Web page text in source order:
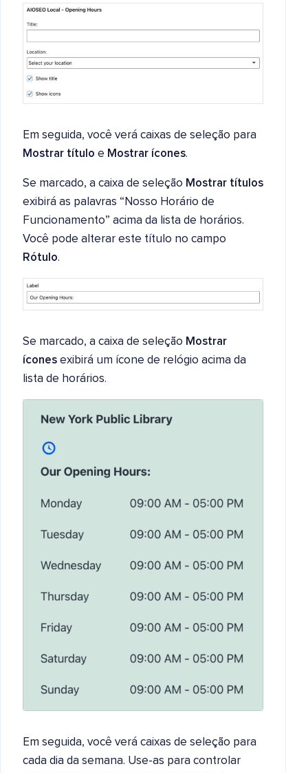
Em seguida, você verá caixas de seleção para
Mostrar título e Mostrar ícones.
Se marcado, a caixa de seleção Mostrar títulos
exibirá as palavras “Nosso Horário de
Funcionamento” acima da lista de horários.
Você pode alterar este título no campo
Rótulo.
Se marcado, a caixa de seleção Mostrar
ícones exibirá um ícone de relógio acima da
lista de horários.
Em seguida, você verá caixas de seleção para
cada dia da semana. Use-as para controlar